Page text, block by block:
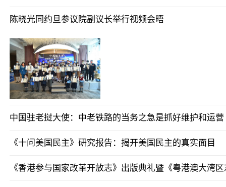
陈晓光同约旦参议院副议长举行视频会晤
中国驻老挝大使：中老铁路的当务之急是抓好维护和运营
《十问美国民主》研究报告：揭开美国民主的真实面目
《香港参与国家改革开放志》出版典礼暨《粤港澳大湾